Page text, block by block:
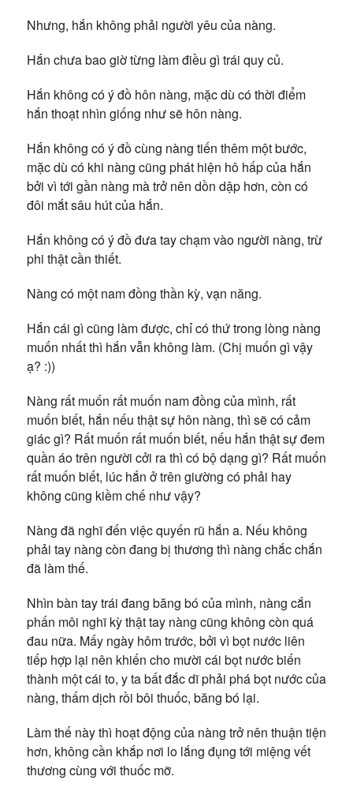
Nhưng, hắn không phải người yêu của nàng.
Hắn chưa bao giờ từng làm điều gì trái quy củ.
Hắn không có ý đồ hôn nàng, mặc dù có thời điểm
hắn thoạt nhìn giống như sẽ hôn nàng.
Hắn không có ý đồ cùng nàng tiến thêm một bước,
mặc dù có khi nàng cũng phát hiện hô hấp của hắn
bởi vì tới gần nàng mà trở nên dồn dập hơn, còn có
đôi mắt sâu hút của hắn.
Hắn không có ý đồ đưa tay chạm vào người nàng, trừ
phi thật cần thiết.
Nàng có một nam đồng thần kỳ, vạn năng.
Hắn cái gì cũng làm được, chỉ có thứ trong lòng nàng
muốn nhất thì hắn vẫn không làm. (Chị muốn gì vậy
ạ? :))
Nàng rất muốn rất muốn nam đồng của mình, rất
muốn biết, hắn nếu thật sự hôn nàng, thì sẽ có cảm
giác gì? Rất muốn rất muốn biết, nếu hắn thật sự đem
quần áo trên người cởi ra thì có bộ dạng gì? Rất muốn
rất muốn biết, lúc hắn ở trên giường có phải hay
không cũng kiềm chế như vậy?
Nàng đã nghĩ đến việc quyến rũ hắn a. Nếu không
phải tay nàng còn đang bị thương thì nàng chắc chắn
đã làm thế.
Nhìn bàn tay trái đang băng bó của mình, nàng cắn
phấn môi nghĩ kỳ thật tay nàng cũng không còn quá
đau nữa. Mấy ngày hôm trước, bởi vì bọt nước liên
tiếp hợp lại nên khiến cho mười cái bọt nước biến
thành một cái to, y ta bất đắc dĩ phải phá bọt nước của
nàng, thấm dịch rồi bôi thuốc, băng bó lại.
Làm thế này thì hoạt động của nàng trở nên thuận tiện
hơn, không cần khắp nơi lo lắng đụng tới miệng vết
thương cùng với thuốc mỡ.